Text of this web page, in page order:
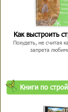
Как выстроить
Похудеть, не считая
запрета
Книги по